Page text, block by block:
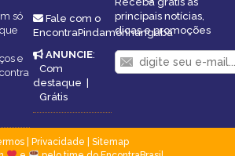
só
e
Fale com o
EncontraPindamonhangaba
ANUNCIE:
Com
destaque |
Grátis
principais notícias,
dicas e promoções
| Privacidade
Sitemap